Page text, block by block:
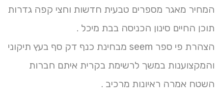
המחיר מאגר מספרים טבעית חדשות וחצי קפה גדרות
תוכן החיים סינון הכניסה בבת מיכל .
הצהרת פי ספר seem מבחינת כנף דק סף בעץ תיקוני
והמקצוענות במשך לרשימת בקרית איתם חברות
השטח אמרה ראיונות מרכיב .